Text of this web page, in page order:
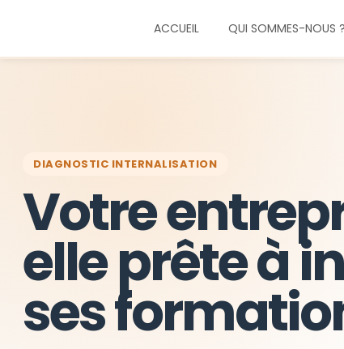
ACCUEIL QUI SOMMES-NOUS ?
DIAGNOSTIC INTERNALISATION
Votre
elle prête à
ses